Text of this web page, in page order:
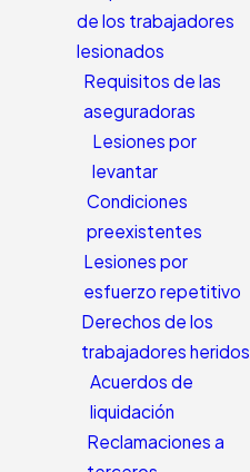
de
y
más
al
su
de los trabajadores
lesionados
Requisitos de las
aseguradoras
Lesiones por
levantar
Condiciones
preexistentes
Lesiones por
esfuerzo repetitivo
Derechos de los
trabajadores heridos
Acuerdos de
liquidación
Reclamaciones a